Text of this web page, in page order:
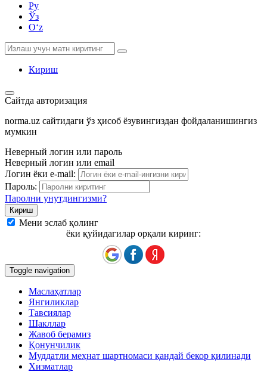
Ру
Ўз
Oʻz
Кириш
Сайтда авторизация
norma.uz сайтидаги ўз ҳисоб ёзувингиздан фойдаланишингиз
мумкин
Неверный логин или пароль
Неверный логин или email
Логин ёки e-mail:
Пароль:
Паролни унутдингизми?
Мени эслаб қолинг
ёки қуйидагилар орқали киринг:
Toggle navigation
Маслаҳатлар
Янгиликлар
Тавсиялар
Шакллар
Жавоб берамиз
Қонунчилик
Муддатли меҳнат шартномаси қандай бекор қилинади
Хизматлар